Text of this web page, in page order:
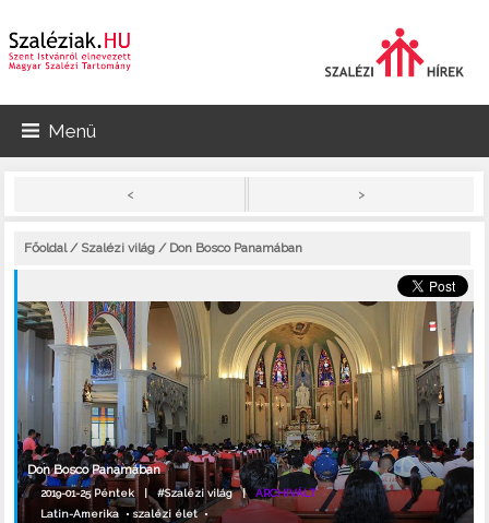
Menü
< >
Főoldal/ Szalézi világ / Don Bosco Panamában
Don Bosco Panamában
2019-01-25 Péntek |#Szalézi világ|ARCHIVÁLT
Latin-Amerika •szalézi élet•